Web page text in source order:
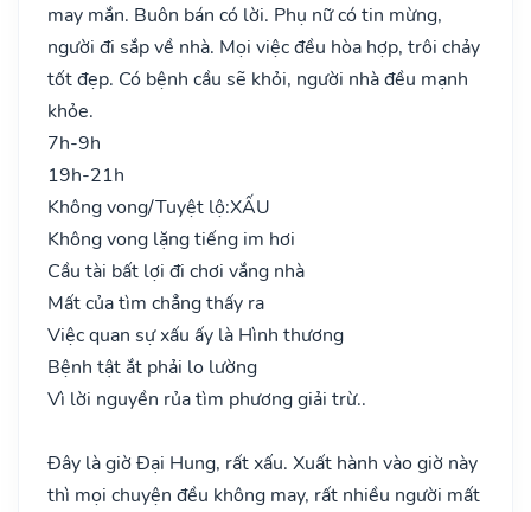
may mắn. Buôn bán có lời. Phụ nữ có tin mừng,
người đi sắp về nhà. Mọi việc đều hòa hợp, trôi chảy
tốt đẹp. Có bệnh cầu sẽ khỏi, người nhà đều mạnh
khỏe.
7h-9h
19h-21h
Không vong/Tuyệt lộ:XẤU
Không vong lặng tiếng im hơi
Cầu tài bất lợi đi chơi vắng nhà
Mất của tìm chẳng thấy ra
Việc quan sự xấu ấy là Hình thương
Bệnh tật ắt phải lo lường
Vì lời nguyền rủa tìm phương giải trừ..
Đây là giờ Đại Hung, rất xấu. Xuất hành vào giờ này
thì mọi chuyện đều không may, rất nhiều người mất